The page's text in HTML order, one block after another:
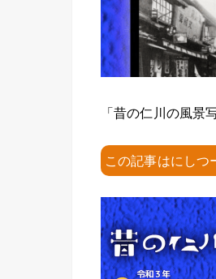
「昔の仁川の風景
この記事はにしつ